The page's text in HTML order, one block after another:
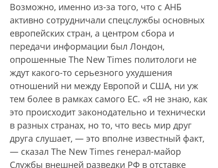
Возможно, именно из-за того, что с АНБ
активно сотрудничали спецслужбы основных
европейских стран, а центром сбора и
передачи информации был Лондон,
опрошенные The New Times политологи не
ждут какого-то серьезного ухудшения
отношений ни между Европой и США, ни уж
тем более в рамках самого ЕС. «Я не знаю, как
это происходит законодательно и технически
в разных странах, но то, что весь мир друг
друга слушает, — это вполне известный факт,
— сказал The New Times генерал-майор
Службы внешней разведки РФ в отставке